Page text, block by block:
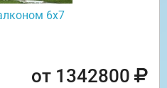
6х7
от 1342800